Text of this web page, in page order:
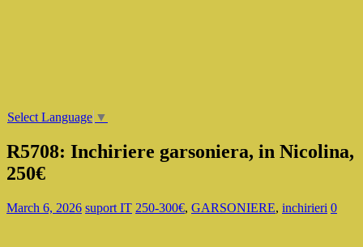
Select Language ▼
R5708: Inchiriere garsoniera, in Nicolina,
250€
March 6, 2026 suport IT 250-300€, GARSONIERE, inchirieri 0